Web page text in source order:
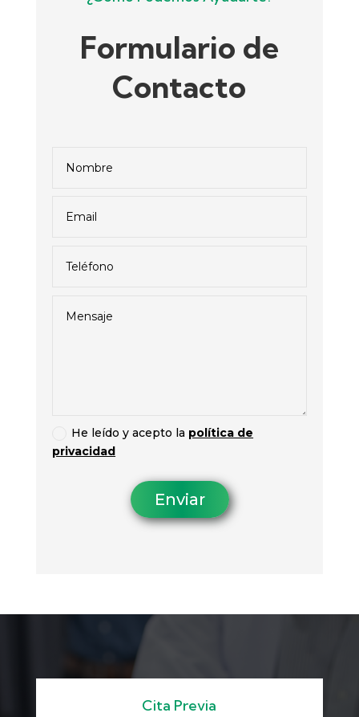
Formulario de
Contacto
He leído y acepto la política de
privacidad
Enviar
Cita Previa